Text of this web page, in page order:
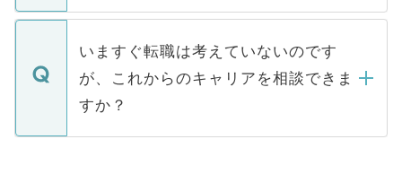
関を公にしてしまうと、応募が殺到する場
に、医療機関が求める条件に合った人材の
みを人材紹介会社に依頼するケースが増え
ています。
定を承諾する必要はありません。内定先へ
の辞退の連絡はキャリアパートナーが行い
ますので、ご安心ください。
個人情報が漏えいすることはありませんの
で、ご安心ください。当サイトからの登録
などで収集したご登録者様の個人情報は、
ご本人のキャリアアップおよび転職活動の
支援を目的に使用いたします。お預かりし
ているすべての個人データはご本人の許可
いますぐ転職は考えていないのです
が、これからのキャリアを相談できま
すか？